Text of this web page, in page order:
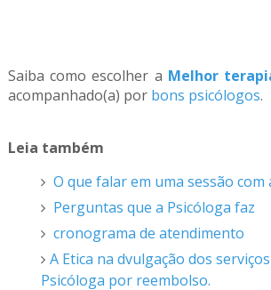
Saiba como escolher a Melhor
acompanhado(a) por bons psicólogos.
Leia também
O que falar em uma sessão com
Perguntas que a Psicóloga faz
cronograma de atendimento
A Etica na dvulgação dos
Psicóloga por reembolso.